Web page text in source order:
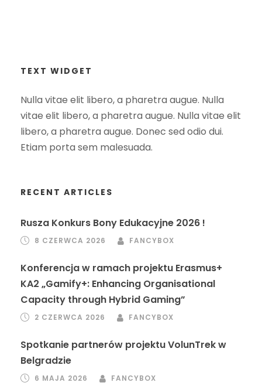
TEXT WIDGET
Nulla vitae elit libero, a pharetra augue. Nulla
vitae elit libero, a pharetra augue. Nulla vitae elit
libero, a pharetra augue. Donec sed odio dui.
Etiam porta sem malesuada.
RECENT ARTICLES
Rusza Konkurs Bony Edukacyjne 2026 !
8 CZERWCA 2026 FANCYBOX
Konferencja w ramach projektu Erasmus+
KA2 „Gamify+: Enhancing Organisational
Capacity through Hybrid Gaming”
2 CZERWCA 2026 FANCYBOX
Spotkanie partnerów projektu VolunTrek w
Belgradzie
6 MAJA 2026 FANCYBOX